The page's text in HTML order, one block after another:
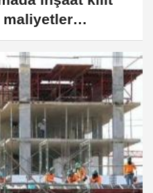
maliyetler